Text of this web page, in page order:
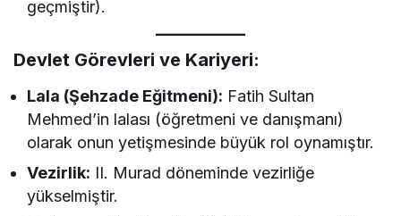
geçmiştir).
Devlet Görevleri ve Kariyeri:
Lala (Şehzade Eğitmeni): Fatih Sultan
Mehmed’in lalası (öğretmeni ve danışmanı)
olarak onun yetişmesinde büyük rol oynamıştır.
Vezirlik: II. Murad döneminde vezirliğe
yükselmiştir.